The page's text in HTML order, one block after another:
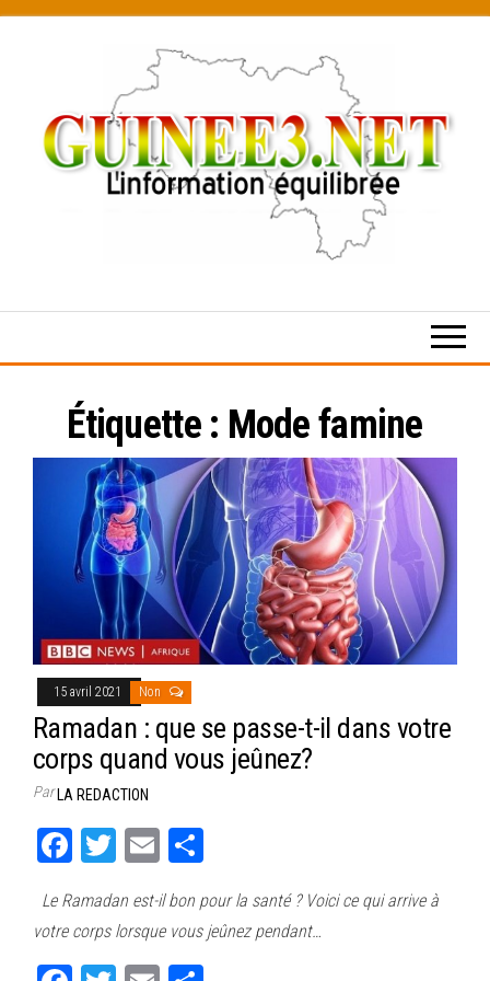
content
Étiquette : Mode famine
15 avril 2021 Non
Ramadan : que se passe-t-il dans votre
corps quand vous jeûnez?
ParLA REDACTION
Fa
bo
ok
T
tt
er
E
ail ag
er
Le Ramadan est-il bon pour la santé ? Voici ce qui arrive à
votre corps lorsque vous jeûnez pendant…